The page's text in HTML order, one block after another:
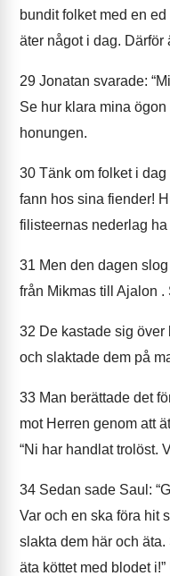
bundit folket med en
äter något i dag. Därför
29 Jonatan svarade:
Se hur klara mina
honungen.
30 Tänk om folket i
fann hos sina fiender!
filisteernas nederlag ha
31 Men den dagen
från Mikmas till Ajalon .
32 De kastade sig över
och slaktade dem på
33 Man berättade det
mot Herren genom att
“Ni har handlat trolöst.
34 Sedan sade Saul:
Var och en ska föra hit
slakta dem här och
äta köttet med blodet